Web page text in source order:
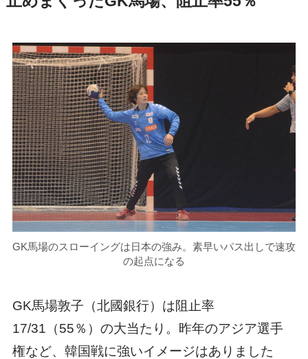
GK馬場のスローイングは日本の強み。素早いパス出しで速攻
の起点になる
GK馬場敦子（北國銀行）は阻止率
17/31（55％）の大当たり。昨年のアジア選手
権など、韓国戦に強いイメージはありました